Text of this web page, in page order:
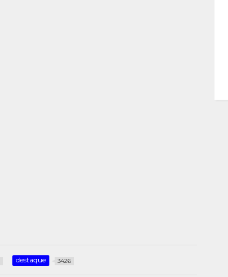
destaque 3426